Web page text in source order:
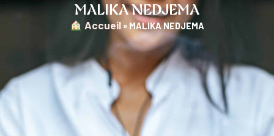
MALIKA NEDJEMA
︎ Accueil » MALIKA NEDJEMA